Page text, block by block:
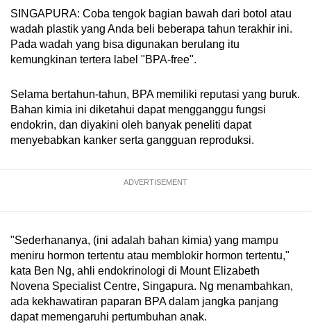
SINGAPURA: Coba tengok bagian bawah dari botol atau
wadah plastik yang Anda beli beberapa tahun terakhir ini.
Pada wadah yang bisa digunakan berulang itu
kemungkinan tertera label "BPA-free".
Selama bertahun-tahun, BPA memiliki reputasi yang buruk.
Bahan kimia ini diketahui dapat mengganggu fungsi
endokrin, dan diyakini oleh banyak peneliti dapat
menyebabkan kanker serta gangguan reproduksi.
ADVERTISEMENT
"Sederhananya, (ini adalah bahan kimia) yang mampu
meniru hormon tertentu atau memblokir hormon tertentu,"
kata Ben Ng, ahli endokrinologi di Mount Elizabeth
Novena Specialist Centre, Singapura. Ng menambahkan,
ada kekhawatiran paparan BPA dalam jangka panjang
dapat memengaruhi pertumbuhan anak.
upgrade
to
a
browser
or,
for
the
app.
Upgraded
but
still